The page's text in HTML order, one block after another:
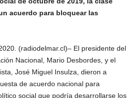
acuerdo para bloquear las
(radiodelmar.cl)– El presidente del
Nacional, Mario Desbordes, y el
José Miguel Insulza, dieron a
de acuerdo nacional para
social que podría desarrollarse los